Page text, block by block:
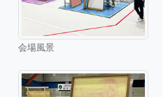
会場風景